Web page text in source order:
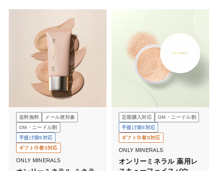
送料無料
メール便対象
OM・ニードル割
手提げ袋S対応
ギフト巾着S対応
ONLY MINERALS
定期購入対応
OM・ニードル割
手提げ袋S対応
ギフト巾着S対応
ONLY MINERALS
オンリーミネラル 薬用レ